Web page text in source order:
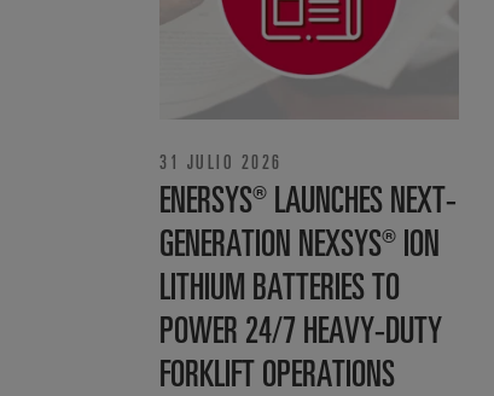
31 JULIO 2026
ENERSYS® LAUNCHES NEXT-
GENERATION NEXSYS® ION
LITHIUM BATTERIES TO
POWER 24/7 HEAVY-DUTY
FORKLIFT OPERATIONS